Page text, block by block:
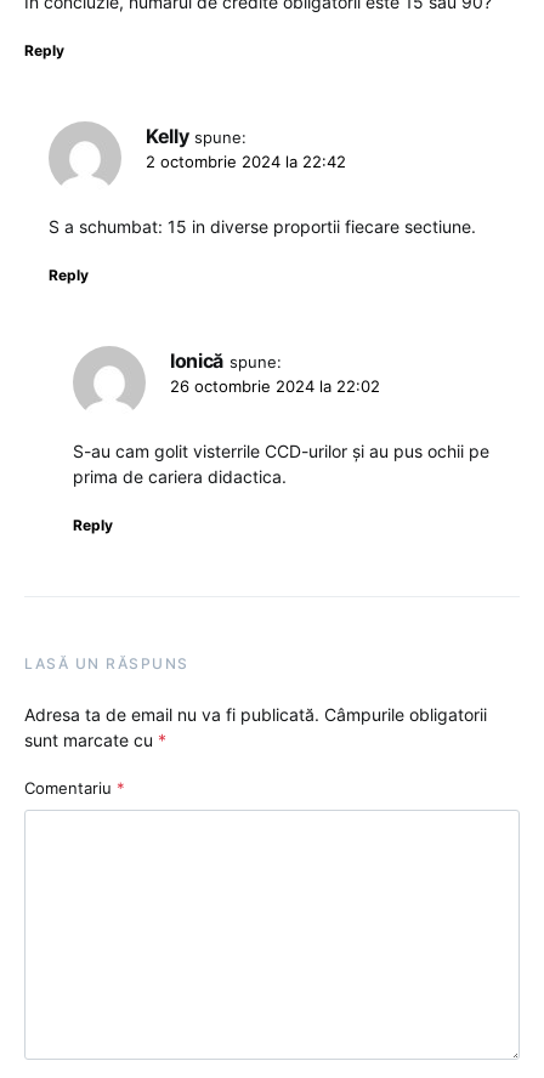
Reply
Kelly spune:
2 octombrie 2024 la 22:42
S a schumbat: 15 in diverse proportii fiecare sectiune.
Reply
Ionică spune:
26 octombrie 2024 la 22:02
S-au cam golit visterrile CCD-urilor și au pus ochii pe
prima de cariera didactica.
Reply
LASĂ UN RĂSPUNS
Adresa ta de email nu va fi publicată. Câmpurile obligatorii
sunt marcate cu *
Comentariu *